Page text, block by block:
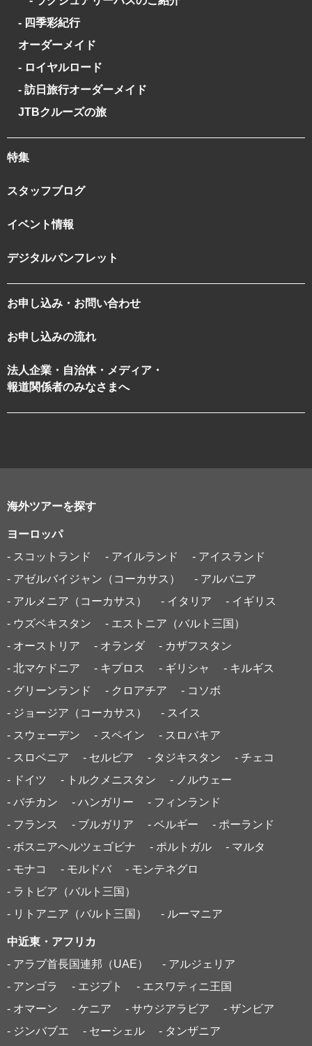
- 四季彩紀行
オーダーメイド
- ロイヤルロード
- 訪日旅行オーダーメイド
JTBクルーズの旅
特集
スタッフブログ
イベント情報
デジタルパンフレット
お申し込み・お問い合わせ
お申し込みの流れ
法人企業・自治体・メディア・
報道関係者のみなさまへ
海外ツアーを探す
ヨーロッパ
- スコットランド
- アイルランド
- アイスランド
- アゼルバイジャン（コーカサス）
- アルバニア
- アルメニア（コーカサス）
- イタリア
- イギリス
- ウズベキスタン
- エストニア（バルト三国）
- オーストリア
- オランダ
- カザフスタン
- 北マケドニア
- キプロス - ギリシャ
- キルギス
- グリーンランド
- クロアチア
- コソボ
- ジョージア（コーカサス）
- スイス
- スウェーデン
- スペイン
- スロバキア
- スロベニア
- セルビア - タジキスタン
- チェコ
- ドイツ
- トルクメニスタン
- ノルウェー
- バチカン
- ハンガリー
- フィンランド
- フランス
- ブルガリア - ベルギー
- ポーランド
- ボスニアヘルツェゴビナ
- ポルトガル
- マルタ
- モナコ
- モルドバ
- モンテネグロ
- ラトビア（バルト三国）
- リトアニア（バルト三国）
- ルーマニア
中近東・アフリカ
- アラブ首長国連邦（UAE）
- アルジェリア
- アンゴラ
- エジプト
- エスワティニ王国
- オマーン
- ケニア - サウジアラビア
- ザンビア
- ジンバブエ
- セーシェル
- タンザニア